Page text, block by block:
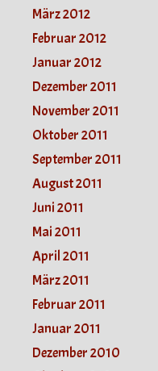
März 2012
Februar 2012
Januar 2012
Dezember 2011
November 2011
Oktober 2011
September 2011
August 2011
Juni 2011
Mai 2011
April 2011
März 2011
Februar 2011
Januar 2011
Dezember 2010